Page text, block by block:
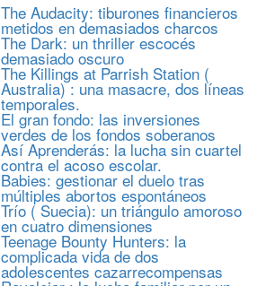
The Audacity: tiburones financieros
metidos en demasiados charcos
The Dark: un thriller escocés
demasiado oscuro
The Killings at Parrish Station (
Australia) : una masacre, dos líneas
temporales.
El gran fondo: las inversiones
verdes de los fondos soberanos
Así Aprenderás: la lucha sin cuartel
contra el acoso escolar.
Babies: gestionar el duelo tras
múltiples abortos espontáneos
Trío ( Suecia): un triángulo amoroso
en cuatro dimensiones
Teenage Bounty Hunters: la
complicada vida de dos
adolescentes cazarrecompensas